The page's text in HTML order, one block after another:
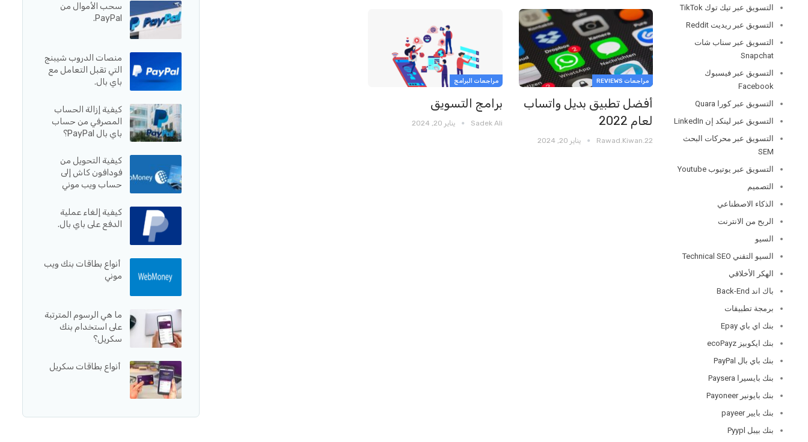
مراجعات REVIEWS
أفضل تطبيق بديل واتساب
لعام 2022
Rawad.kiwan.22 يناير 20, 2024
مراجعات البرامج
برامج التسويق
Sadek Ali يناير 20, 2024
سحب الأموال من
PayPal.
منصات الدروب شيبنج
التي تقبل التعامل مع
باي بال.
كيفية إزالة الحساب
المصرفي من حساب
باي بال PayPal؟
كيفية التحويل من
فودافون كاش إلى
حساب ويب موني
كيفية إلغاء عملية
الدفع على باي بال.
أنواع بطاقات بنك ويب
موني
ما هي الرسوم المترتبة
على استخدام بنك
سكريل؟
أنواع بطاقات سكريل
التسويق عبر تيك توك TikTok
التسويق عبر ريديت Reddit
التسويق عبر سناب شات
Snapchat
التسويق عبر فيسبوك
Facebook
التسويق عبر كورا Quara
التسويق عبر لينكد إن LinkedIn
التسويق عبر محركات البحث
SEM
التسويق عبر يوتيوب Youtube
التصميم
الذكاء الاصطناعي
الربح من الانترنت
السيو
السيو التقني Technical SEO
الهكر الأخلاقي
باك اند Back-End
برمجة تطبيقات
بنك اي باي Epay
بنك ايكوبيز ecoPayz
بنك باي بال PayPal
بنك بايسيرا Paysera
بنك بايونير Payoneer
بنك بايير payeer
بنك بيبل Pyypl